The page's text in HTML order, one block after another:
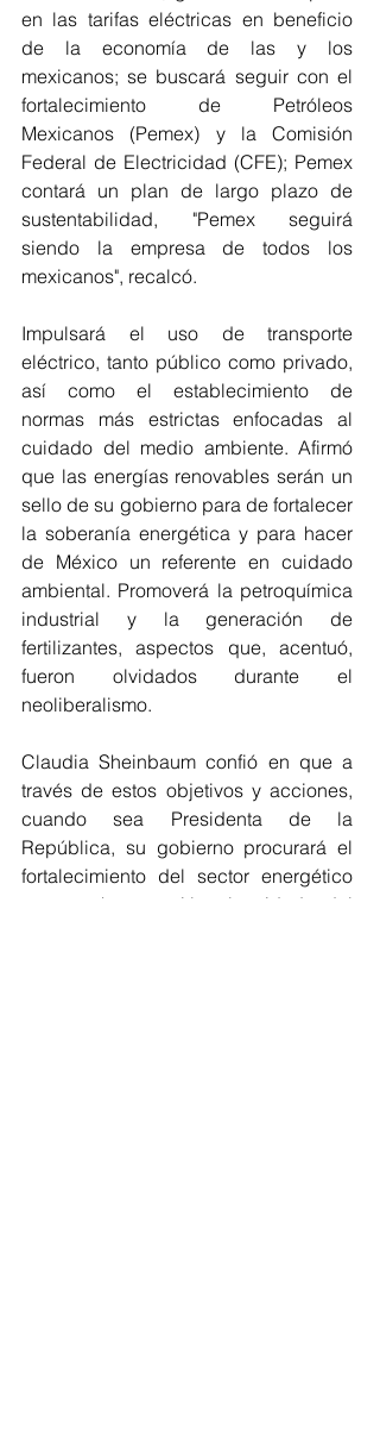
en las tarifas eléctricas en beneficio
de la economía de las y los
mexicanos; se buscará seguir con el
fortalecimiento de Petróleos
Mexicanos (Pemex) y la Comisión
Federal de Electricidad (CFE); Pemex
contará un plan de largo plazo de
sustentabilidad, "Pemex seguirá
siendo la empresa de todos los
mexicanos", recalcó.
Impulsará el uso de transporte
eléctrico, tanto público como privado,
así como el establecimiento de
normas más estrictas enfocadas al
cuidado del medio ambiente. Afirmó
que las energías renovables serán un
sello de su gobierno para de fortalecer
la soberanía energética y para hacer
de México un referente en cuidado
ambiental. Promoverá la petroquímica
industrial y la generación de
fertilizantes, aspectos que, acentuó,
fueron olvidados durante el
neoliberalismo.
Claudia Sheinbaum confió en que a
través de estos objetivos y acciones,
cuando sea Presidenta de la
República, su gobierno procurará el
fortalecimiento del sector energético
con mucha atención al cuidado del